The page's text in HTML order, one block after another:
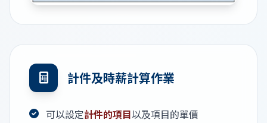
計件及時薪計算作業
可以設定計件的項目以及項目的單價